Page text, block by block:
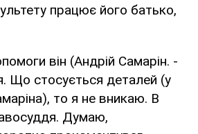
працює його батько,
він (Андрій Самарін. -
Що стосується деталей (у
то я не вникаю. В
Думаю,